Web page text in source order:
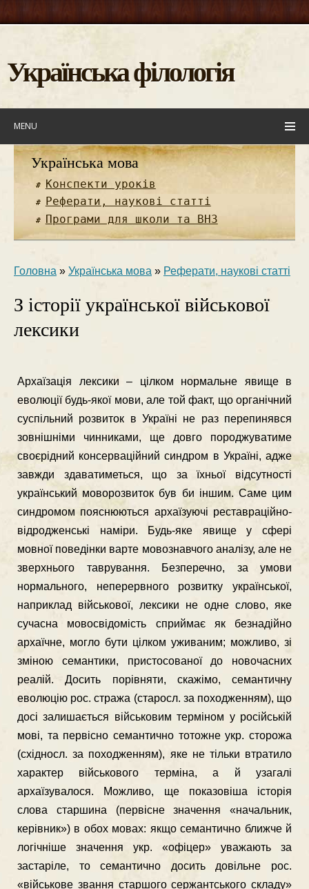
Українська філологія
MENU
Українська мова
Конспекти уроків
Реферати, наукові статті
Програми для школи та ВНЗ
Головна » Українська мова » Реферати, наукові статті
З історії української військової
лексики
Архаїзацiя лексики – цiлком нормальне явище в
еволюцiї будь-якої мови, але той факт, що органiчний
суспiльний розвиток в Українi не раз перепинявся
зовнiшнiми чинниками, ще довго породжуватиме
своєрiдний консервацiйний синдром в Українi, адже
завжди здаватиметься, що за їхньої вiдсутностi
український моворозвиток був би iншим. Саме цим
синдромом пояснюються архаїзуючi реставрацiйно-
вiдродженськi намiри. Будь-яке явище у сферi
мовної поведiнки варте мовознавчого аналiзу, але не
зверхнього таврування. Безперечно, за умови
нормального, неперервного розвитку української,
наприклад вiйськової, лексики не одне слово, яке
сучасна мовосвiдомiсть сприймає як безнадiйно
архаїчне, могло бути цiлком уживаним; можливо, зi
змiною семантики, пристосованої до новочасних
реалiй. Досить порiвняти, скажiмо, семантичну
еволюцiю рос. стража (старосл. за походженням), що
досi залишається вiйськовим термiном у росiйськiй
мовi, та первiсно семантично тотожне укр. сторожа
(схiдносл. за походженням), яке не тiльки втратило
характер вiйськового термiна, а й узагалi
архаїзувалося. Можливо, ще показовiша iсторiя
слова старшина (первiсне значення «начальник,
керiвник») в обох мовах: якщо семантично ближче й
логiчнiше значення укр. «офiцер» уважають за
застарiле, то семантично досить довiльне рос.
«вiйськове звання старшого сержантського складу»